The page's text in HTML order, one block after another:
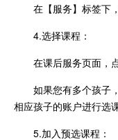
在【服务】标签下
4.选择课程：
在课后服务页面，
如果您有多个孩子
相应孩子的账户进行选课
5.加入预选课程：